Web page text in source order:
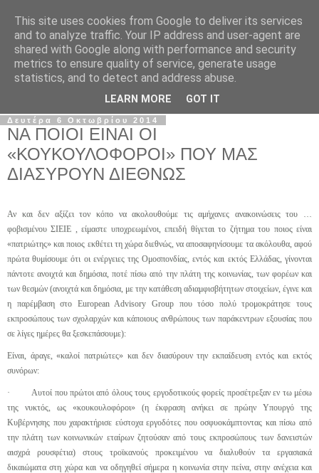
Σ.Ι.Ε.Λ.Β.Ε.
Ο επίσημος ιστότοπος του Συλλόγου Ιδιωτικών
Εκπαιδευτικών Λειτουργών Βόρειας Ελλάδας
Δευτέρα 6 Οκτωβρίου 2014
ΝΑ ΠΟΙΟΙ ΕΙΝΑΙ ΟΙ
«ΚΟΥΚΟΥΛΟΦΟΡΟΙ» ΠΟΥ ΜΑΣ
ΔΙΑΣΥΡΟΥΝ ΔΙΕΘΝΩΣ
Αν και δεν αξίζει τον κόπο να ακολουθούμε τις αμήχανες ανακοινώσεις του …
φοβισμένου ΣΙΕΙΕ , είμαστε υποχρεωμένοι, επειδή θίγεται το ζήτημα του ποιος είναι
«πατριώτης» και ποιος εκθέτει τη χώρα διεθνώς, να αποσαφηνίσουμε τα ακόλουθα, αφού
πρώτα θυμίσουμε ότι οι ενέργειες της Ομοσπονδίας, εντός και εκτός Ελλάδας, γίνονται
πάντοτε ανοιχτά και δημόσια, ποτέ πίσω από την πλάτη της κοινωνίας, των φορέων και
των θεσμών (ανοιχτά και δημόσια, με την κατάθεση αδιαμφισβήτητων στοιχείων, έγινε και
η παρέμβαση στο European Advisory Group που τόσο πολύ τρομοκράτησε τους
εκπροσώπους των σχολαρχών και κάποιους ανθρώπους των παράκεντρων εξουσίας που
σε λίγες ημέρες θα ξεσκεπάσουμε):
Είναι, άραγε, «καλοί πατριώτες» και δεν διασύρουν την εκπαίδευση εντός και εκτός
συνόρων:
· Αυτοί που πρώτοι από όλους τους εργοδοτικούς φορείς προσέτρεξαν εν τω μέσω
της νυκτός, ως «κουκουλοφόροι» (η έκφραση ανήκει σε πρώην Υπουργό της
Κυβέρνησης που χαρακτήρισε εύστοχα εργοδότες που οσφυοκάμπτοντας και πίσω από
την πλάτη των κοινωνικών εταίρων ζητούσαν από τους εκπροσώπους των δανειστών
αισχρά ρουσφέτια) στους τροϊκανούς προκειμένου να διαλυθούν τα εργασιακά
δικαιώματα στη χώρα και να οδηγηθεί σήμερα η κοινωνία στην πείνα, στην ανέχεια και
This site uses cookies from Google to deliver its services
and to analyze traffic. Your IP address and user-agent are
shared with Google along with performance and security
metrics to ensure quality of service, generate usage
statistics, and to detect and address abuse.
LEARN MORE GOT IT